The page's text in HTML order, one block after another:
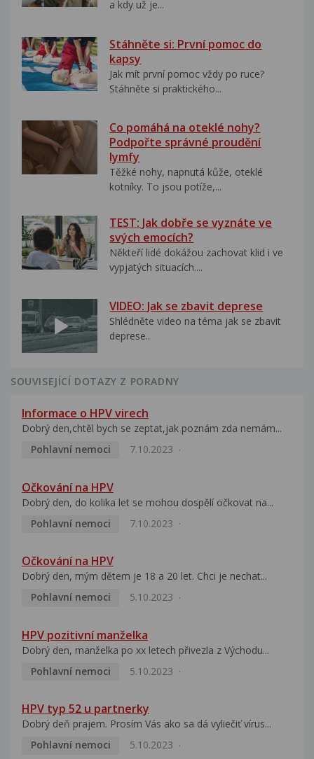
a kdy už je...
Stáhněte si: První pomoc do
kapsy
Jak mít první pomoc vždy po ruce?
Stáhněte si praktického...
Co pomáhá na oteklé nohy?
Podpořte správné proudění
lymfy
Těžké nohy, napnutá kůže, oteklé
kotníky. To jsou potíže,...
TEST: Jak dobře se vyznáte ve
svých emocích?
Někteří lidé dokážou zachovat klid i ve
vypjatých situacích....
VIDEO: Jak se zbavit deprese
Shlédněte video na téma jak se zbavit
deprese..
SOUVISEJÍCÍ DOTAZY Z PORADNY
Informace o HPV virech
Dobrý den,chtěl bych se zeptat,jak poznám zda nemám...
Pohlavní nemoci
7.10.2023
Očkování na HPV
Dobrý den, do kolika let se mohou dospělí očkovat na...
Pohlavní nemoci
7.10.2023
Očkování na HPV
Dobrý den, mým dětem je 18 a 20 let. Chci je nechat...
Pohlavní nemoci
5.10.2023
HPV pozitivní manželka
Dobrý den, manželka po xx letech přivezla z Východu...
Pohlavní nemoci
5.10.2023
HPV typ 52 u partnerky
Dobrý deň prajem. Prosím Vás ako sa dá vyliečiť vírus...
Pohlavní nemoci
5.10.2023